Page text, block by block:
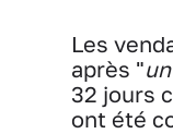
Les
après "
32 jours
ont été